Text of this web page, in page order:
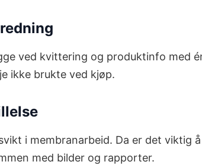
ved kvittering og produktinfo med
ikke brukte ved kjøp.
i membranarbeid. Da er det viktig
med bilder og rapporter.